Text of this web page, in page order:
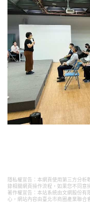
隱私權宣告：本網頁使用第三方分
錄相關網頁操作流程，如果您不同意
著作權宣告：本站系統由文網股份有
心，網站內容由臺北市商圈產業聯合